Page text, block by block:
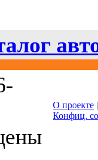
О проекте
Конфиц.